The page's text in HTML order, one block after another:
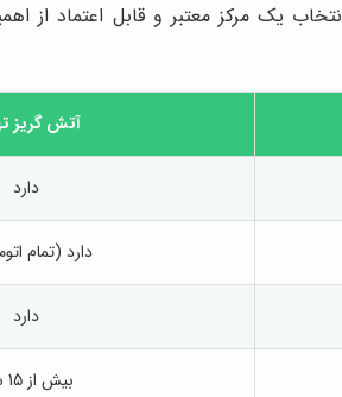
یک مرکز معتبر و قابل اعتماد
آتش گریز
دارد
دارد (تمام
دارد
بیش از 15 سال